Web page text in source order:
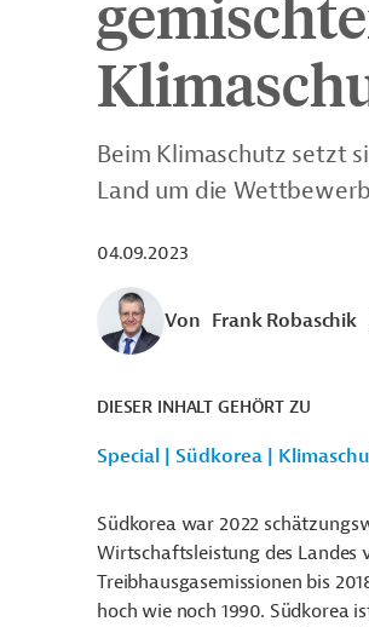
Beim Klimaschutz setzt
Land um die
04.09.2023
Von Frank Robaschik
DIESER INHALT GEHÖRT ZU
Special | Südkorea |
Südkorea war 2022
Wirtschaftsleistung des Landes
Treibhausgasemissionen bis
hoch wie noch 1990. Südkorea